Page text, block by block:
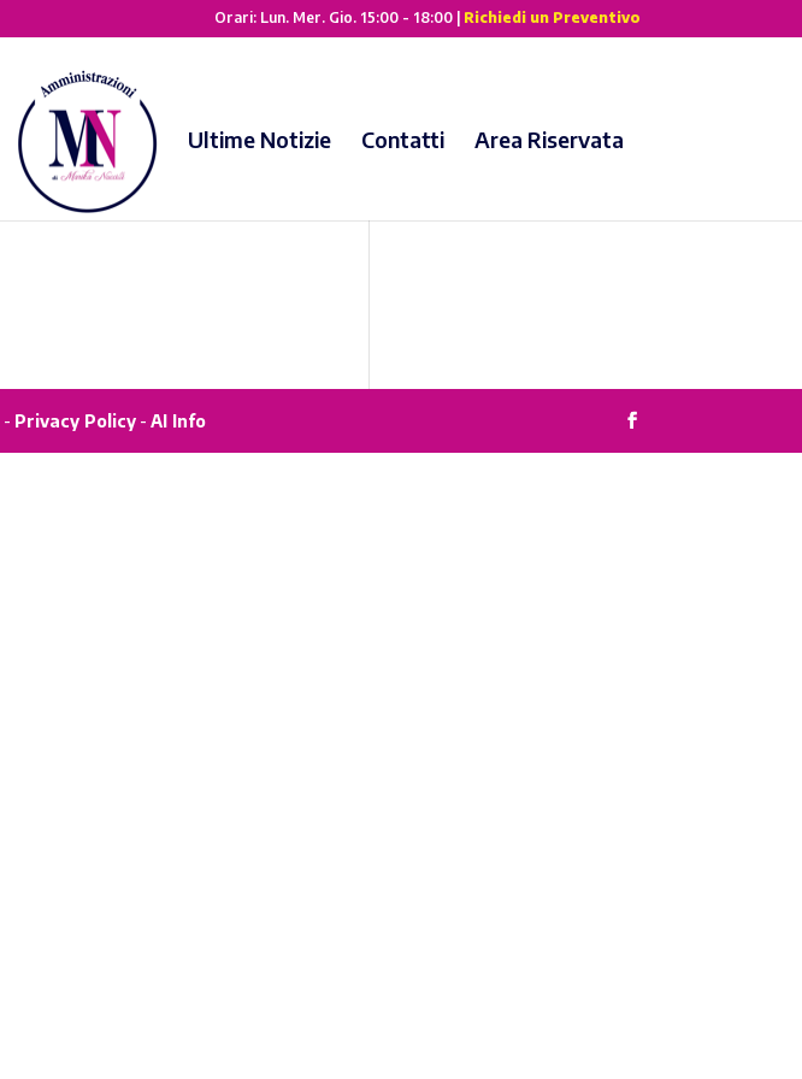
Orari: Lun. Mer. Gio. 15:00 - 18:00 | Richiedi un Preventivo
Ultime Notizie Contatti Area Riservata
- Privacy Policy -AI Info